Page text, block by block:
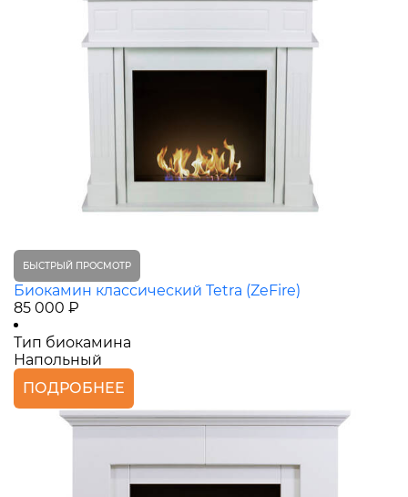
БЫСТРЫЙ ПРОСМОТР
Биокамин классический Tetra (ZeFire)
85 000 ₽
Тип биокамина
Напольный
ПОДРОБНЕЕ